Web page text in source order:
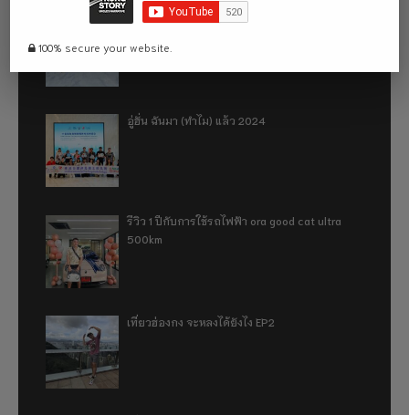
พาไปเดินคามิโคจิ (Kamigōchi) แหล่งท่องเที่ยวทาง
อู่ฮั่น ฉันมา (ทำไม) แล้ว 2024
รีวิว 1 ปีกับการใช้รถไฟฟ้า ora good cat ultra
500km
เที่ยวฮ่องกง จะหลงได้ยังไง EP2
100% secure your website.